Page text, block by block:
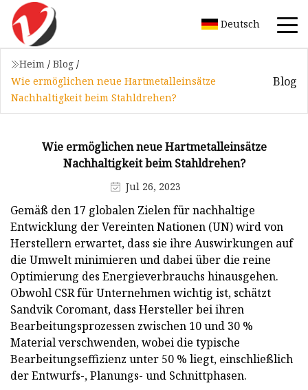
Deutsch
Heim / Blog /
Wie ermöglichen neue Hartmetalleinsätze
Nachhaltigkeit beim Stahldrehen?
Blog
Wie ermöglichen neue Hartmetalleinsätze
Nachhaltigkeit beim Stahldrehen?
Jul 26, 2023
Gemäß den 17 globalen Zielen für nachhaltige
Entwicklung der Vereinten Nationen (UN) wird von
Herstellern erwartet, dass sie ihre Auswirkungen auf
die Umwelt minimieren und dabei über die reine
Optimierung des Energieverbrauchs hinausgehen.
Obwohl CSR für Unternehmen wichtig ist, schätzt
Sandvik Coromant, dass Hersteller bei ihren
Bearbeitungsprozessen zwischen 10 und 30 %
Material verschwenden, wobei die typische
Bearbeitungseffizienz unter 50 % liegt, einschließlich
der Entwurfs-, Planungs- und Schnittphasen.